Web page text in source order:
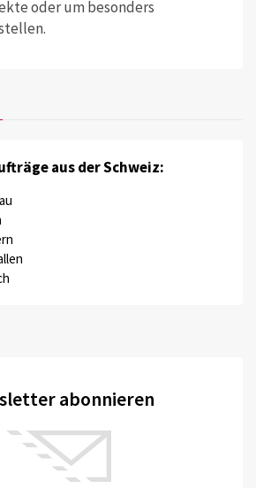
oder um besonders
aus der Schweiz:
abonnieren